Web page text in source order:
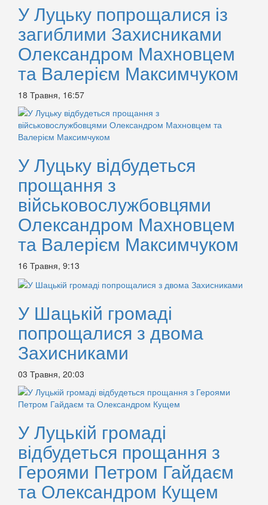
У Луцьку попрощалися із
загиблими Захисниками
Олександром Махновцем
та Валерієм Максимчуком
18 Травня, 16:57
У Луцьку відбудеться
прощання з
військовослужбовцями
Олександром Махновцем
та Валерієм Максимчуком
16 Травня, 9:13
У Шацькій громаді
попрощалися з двома
Захисниками
03 Травня, 20:03
У Луцькій громаді
відбудеться прощання з
Героями Петром Гайдаєм
та Олександром Кущем